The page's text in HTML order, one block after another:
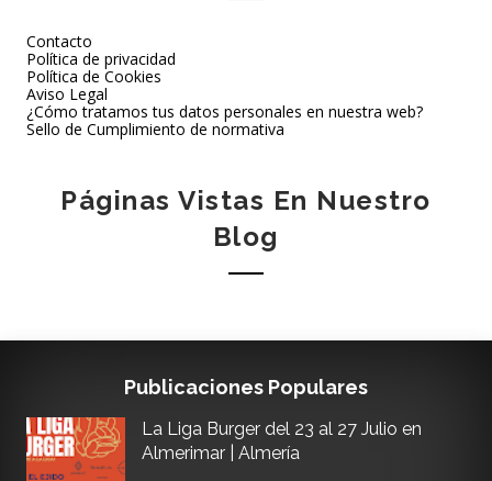
Contacto
Política de privacidad
Política de Cookies
Aviso Legal
¿Cómo tratamos tus datos personales en nuestra web?
Sello de Cumplimiento de normativa
Páginas Vistas En Nuestro
Blog
Publicaciones Populares
La Liga Burger del 23 al 27 Julio en
Almerimar | Almería